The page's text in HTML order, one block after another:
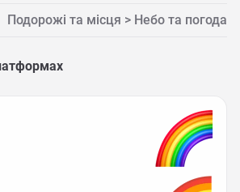
Подорожі та місця > Небо та погода